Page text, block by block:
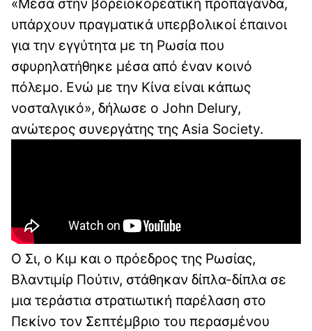
«Μέσα στην βορειοκορεατική προπαγάνδα,
υπάρχουν πραγματικά υπερβολικοί έπαινοι
για την εγγύτητα με τη Ρωσία που
σφυρηλατήθηκε μέσα από έναν κοινό
πόλεμο. Ενώ με την Κίνα είναι κάπως
νοσταλγικό», δήλωσε ο John Delury,
ανώτερος συνεργάτης της Asia Society.
Ο Σι, ο Κιμ και ο πρόεδρος της Ρωσίας,
Βλαντιμίρ Πούτιν, στάθηκαν δίπλα-δίπλα σε
μια τεράστια στρατιωτική παρέλαση στο
Πεκίνο τον Σεπτέμβριο του περασμένου